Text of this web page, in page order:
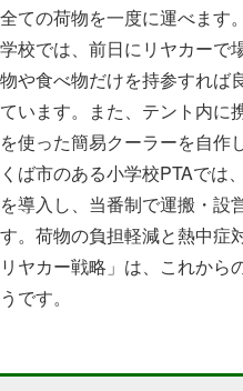
全ての荷物を一度に運べます
学校では、前日にリヤカーで
物や食べ物だけを持参すれば
ています。また、テント内に
を使った簡易クーラーを自作
くば市のある小学校PTAでは
を導入し、当番制で運搬・設
す。荷物の負担軽減と熱中症
リヤカー戦略」は、これから
うです。